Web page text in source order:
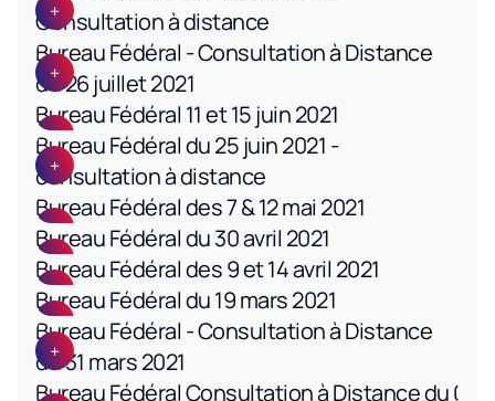
Consultation à distance
Bureau Fédéral - Consultation à Distance
du 26 juillet 2021
Bureau Fédéral 11 et 15 juin 2021
Bureau Fédéral du 25 juin 2021 -
consultation à distance
Bureau Fédéral des 7 & 12 mai 2021
Bureau Fédéral du 30 avril 2021
Bureau Fédéral des 9 et 14 avril 2021
Bureau Fédéral du 19 mars 2021
Bureau Fédéral - Consultation à Distance
du 31 mars 2021
Bureau Fédéral Consultation à Distance du 08